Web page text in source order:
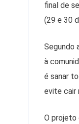
final de
(29 e 30
Segundo
à
é sanar
evite cair
O projeto